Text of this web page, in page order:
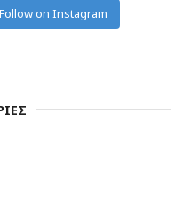
Follow on Instagram